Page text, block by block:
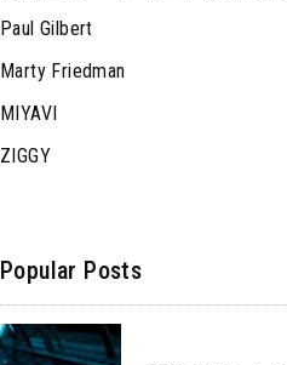
Paul Gilbert
Marty Friedman
MIYAVI
ZIGGY
Popular Posts